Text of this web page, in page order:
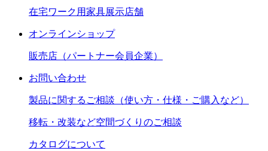
在宅ワーク用家具展示店舗
オンラインショップ
販売店（パートナー会員企業）
お問い合わせ
製品に関するご相談（使い方・仕様・ご購入など）
移転・改装など空間づくりのご相談
カタログについて